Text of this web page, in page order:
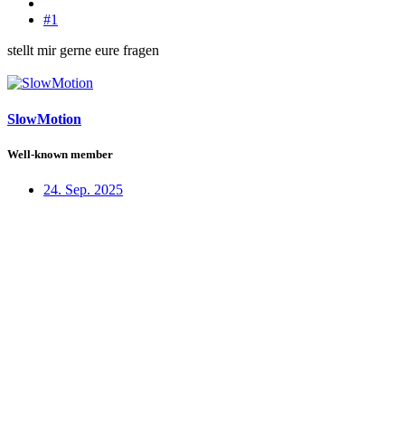
#1
stellt mir gerne eure fragen
SlowMotion
Well-known member
24. Sep. 2025